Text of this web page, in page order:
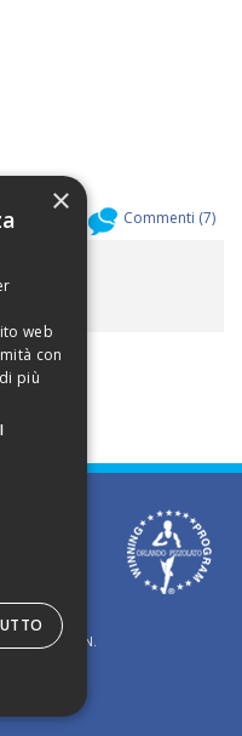
Allegati ( Commenti (7)
le
previa
- Iscrizione N.
×
web
con
più